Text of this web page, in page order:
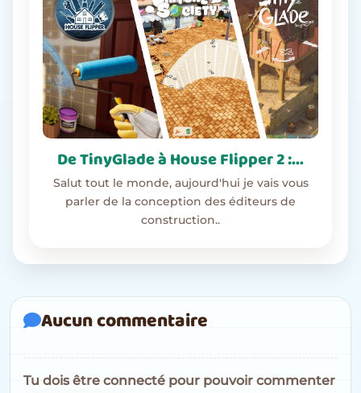
De TinyGlade à House Flipper 2 :...
Salut tout le monde, aujourd'hui je vais vous
parler de la conception des éditeurs de
construction..
Aucun commentaire
Tu dois être connecté pour pouvoir commenter